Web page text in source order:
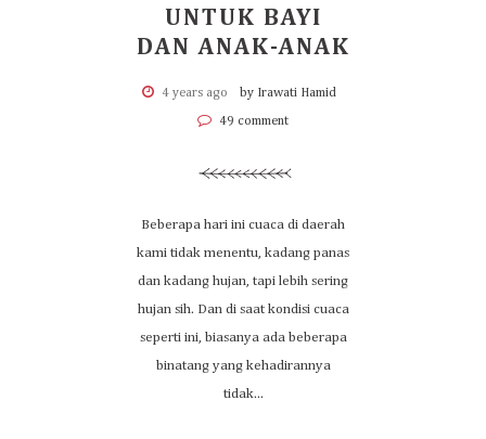
UNTUK BAYI
DAN ANAK-ANAK
4 years ago by Irawati Hamid
49 comment
Beberapa hari ini cuaca di daerah
kami tidak menentu, kadang panas
dan kadang hujan, tapi lebih sering
hujan sih. Dan di saat kondisi cuaca
seperti ini, biasanya ada beberapa
binatang yang kehadirannya
tidak...